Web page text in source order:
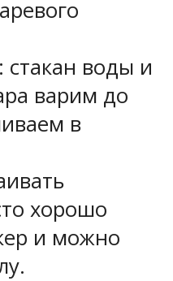
стакан воды и
варим до
в
хорошо
и можно